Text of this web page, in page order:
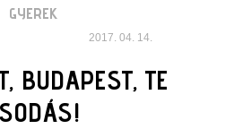
GYEREK
2017. 04. 14.
BUDAPEST, TE